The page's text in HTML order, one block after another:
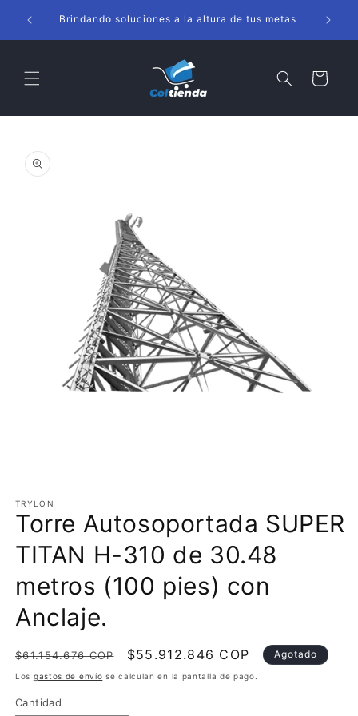
directamenteBrindando soluciones a la altura de tus metas
Carrito
a la
información
multimedia
1
modal
TRYLON
Torre Autosoportada SUPER
TITAN H-310 de 30.48
metros (100 pies) con
Anclaje.
Precio
habitual
$61.154.676 COP
Precio
de
$55.912.846 COP Agotado
Los gastos de envío se calculan en la pantalla de pago.
Cantidad